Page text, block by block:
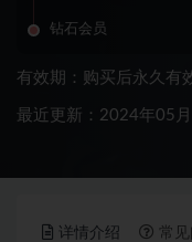
钻石会员
有效期：购买后永久有
最近更新：2024年05
详情介绍 常见